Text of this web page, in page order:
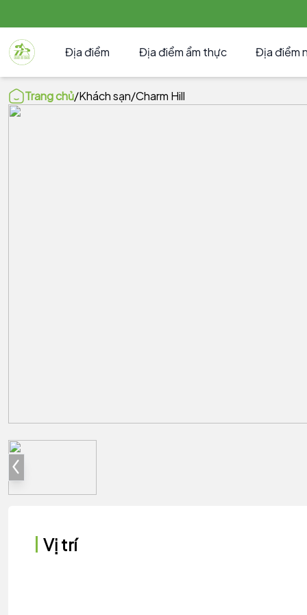
Địa điểm Địa điểm ẩm thực Địa điểm
Trang chủ/Khách sạn/Charm Hill
Vị trí